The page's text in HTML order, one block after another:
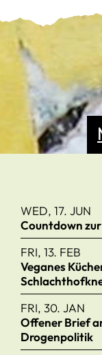
WED, 17. JUN
Countdown
FRI, 13. FEB
Veganes
FRI, 30. JAN
Offener Brief
Drogenpolitik